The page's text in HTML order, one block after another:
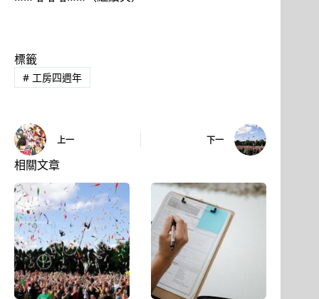
標籤
#工房四週年
上一 下一
相關文章